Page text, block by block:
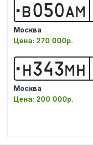
В050АМ
Москва
Цена: 270 000р.
Н343МН
Москва
Цена: 200 000р.